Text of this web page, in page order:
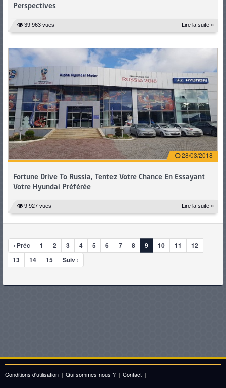
Perspectives
39 963 vues Lire la suite »
28/03/2018
Fortune Drive To Russia, Tentez Votre Chance En Essayant
Votre Hyundai Préférée
9 927 vues Lire la suite »
‹ Préc 1 2 3 4 5 6 7 8 9 10 11
12
13
14 15 Suiv ›
Conditions d'utilisation | Qui sommes-nous ? | Contact |